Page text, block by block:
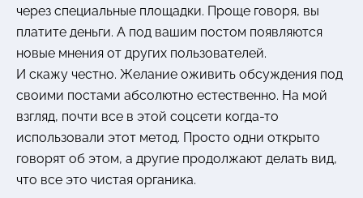
через специальные площадки. Проще говоря, вы
платите деньги. А под вашим постом появляются
новые мнения от других пользователей.
И скажу честно. Желание оживить обсуждения под
своими постами абсолютно естественно. На мой
взгляд, почти все в этой соцсети когда-то
использовали этот метод. Просто одни открыто
говорят об этом, а другие продолжают делать вид,
что все это чистая органика.